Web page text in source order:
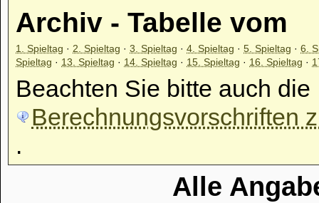
Archiv - Tabelle vom
1. Spieltag · 2. Spieltag · 3. Spieltag · 4. Spieltag · 5. Spieltag · 6.
Spieltag · 13. Spieltag · 14. Spieltag · 15. Spieltag · 16. Spieltag ·
Beachten Sie bitte auch die
Berechnungsvorschriften
.
Alle